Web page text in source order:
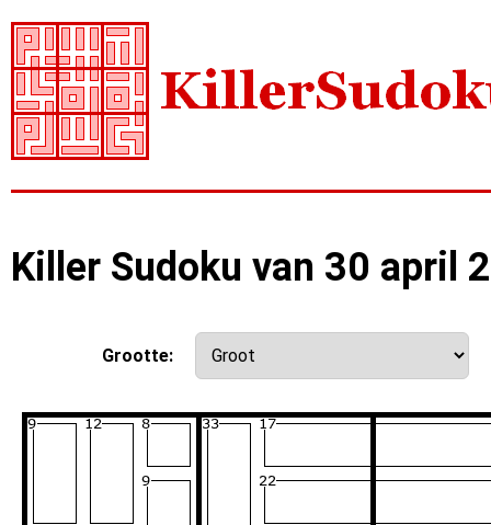
Killer Sudoku van 30 april
Grootte: